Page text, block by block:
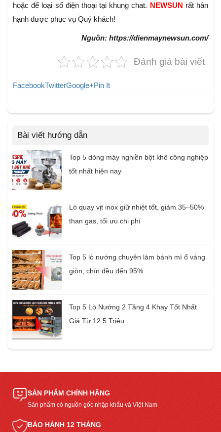
hoặc để loại số điện thoại tại khung chat. NEWSUN rất hân
hạnh được phục vụ Quý khách!
Nguồn: https://dienmaynewsun.com/
Đánh giá bài viết
FacebookTwitterGoogle+Pin It
Bài viết hướng dẫn
Top 5 dòng máy nghiền bột khô công nghiệp
tốt nhất hiện nay
Lò quay vịt inox giữ nhiệt tốt, giảm 35–50%
than gas, tối ưu chi phí
Top 5 lò nướng chuyên làm bánh mì ổ vàng
giòn, chín đều đến 95%
Top 5 Lò Nướng 2 Tầng 4 Khay Tốt Nhất
Giá Từ 12.5 Triệu
SẢN PHẨM CHÍNH HÃNG
Sản phẩm có nguồn gốc nhập khẩu và Việt Nam
BẢO HÀNH 12 THÁNG